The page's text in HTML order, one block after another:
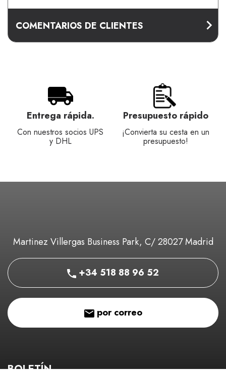
COMENTARIOS DE CLIENTES
Entrega rápida.
Con nuestros socios UPS
y DHL
Presupuesto rápido
¡Convierta su cesta en un
presupuesto!
Martinez Villergas Business Park, C/ 28027 Madrid
+34 518 88 96 52
por correo